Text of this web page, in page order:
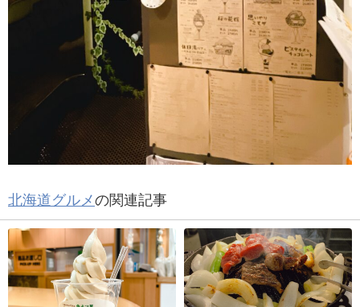
北海道グルメの関連記事